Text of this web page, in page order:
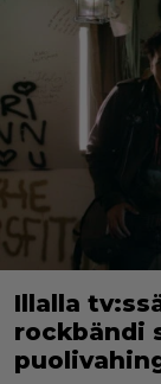
Illalla
rockbändi